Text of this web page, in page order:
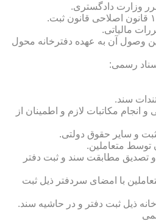
وصول آن به عهده دفترخانه محول
رسمی:
و انجام مکاتبات لازم و اطمینان از
تصدیق مطابقت سند و ثبت دفتر
با امضای سردفتر ذیل ثبت